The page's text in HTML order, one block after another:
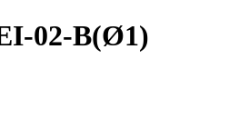
02-B(Ø1)